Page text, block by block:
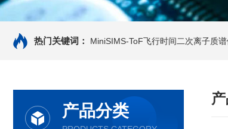
热门关键词： MiniSIMS-ToF飞行时间二次离子质谱
产品分类